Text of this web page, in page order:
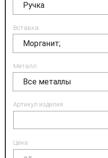
Ручка
Вставка:
Морганит;
Металл:
Все металлы
Артикул изделия:
Цена: